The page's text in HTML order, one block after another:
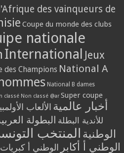
des vainqueurs de
Coupe du monde des clubs
nationale
International
Jeux
des Champions National A
National B dames
classé Non classé @ar Super coupe
أخبار عالمية الألعاب
للأندية البطلة البطولة
الوطنية المنتخب
الوطني أ أكابر الوطني أ كبريات